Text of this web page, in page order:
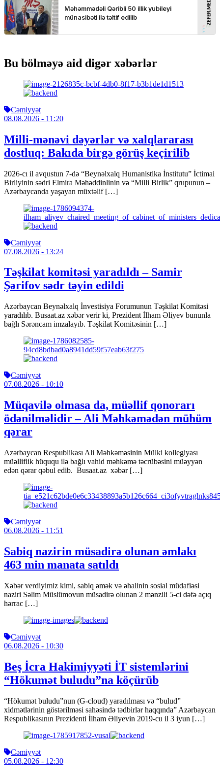
Bu bölməyə aid digər xəbərlər
Cəmiyyət
08.08.2026 - 11:20
Milli-mənəvi dəyərlər və xalqlararası
dostluq: Bakıda birgə görüş keçirilib
2026-cı il avqustun 7-də “Beynəlxalq Humanistika İnstitutu” İctimai
Birliyinin sədri Elmira Məhəddinlinin və “Milli Birlik” qrupunun –
Azərbaycanda yaşayan müxtəlif […]
Cəmiyyət
07.08.2026 - 13:24
Təşkilat komitəsi yaradıldı – Samir
Şərifov sədr təyin edildi
Azərbaycan Beynəlxalq İnvestisiya Forumunun Təşkilat Komitəsi
yaradılıb. Busaat.az xəbər verir ki, Prezident İlham Əliyev bununla
bağlı Sərəncam imzalayıb. Təşkilat Komitəsinin […]
Cəmiyyət
07.08.2026 - 10:10
Müqavilə olmasa da, müəllif qonorarı
ödənilməlidir – Ali Məhkəmədən mühüm
qərar
Azərbaycan Respublikası Ali Məhkəməsinin Mülki kollegiyası
müəlliflik hüququ ilə bağlı vahid məhkəmə təcrübəsini müəyyən
edən qərar qəbul edib. Busaat.az xəbər […]
Cəmiyyət
06.08.2026 - 11:51
Sabiq nazirin müsadirə olunan əmlakı
463 min manata satıldı
Xəbər verdiyimiz kimi, sabiq əmək və əhalinin sosial müdafiəsi
naziri Səlim Müslümovun müsadirə olunan 2 mənzili 5-ci dəfə açıq
hərrac […]
Cəmiyyət
06.08.2026 - 10:30
Beş İcra Hakimiyyəti İT sistemlərini
“Hökumət buludu”na köçürüb
“Hökumət buludu”nun (G-cloud) yaradılması və “bulud”
xidmətlərinin göstərilməsi sahəsində tədbirlər haqqında” Azərbaycan
Respublikasının Prezidenti İlham Əliyevin 2019-cu il 3 iyun […]
Cəmiyyət
05.08.2026 - 12:30